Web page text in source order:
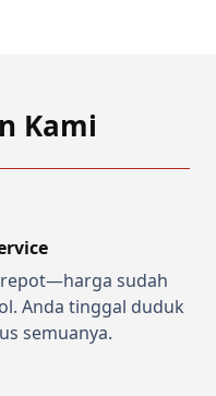
Kami
sudah
Anda tinggal duduk
semuanya.